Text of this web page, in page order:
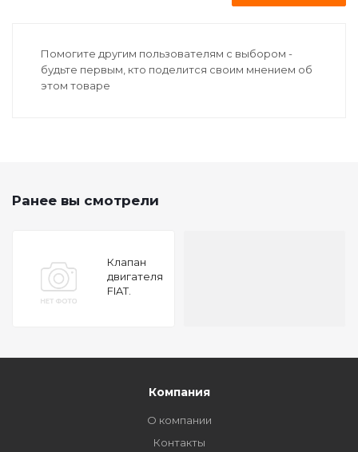
Помогите другим пользователям с выбором -
будьте первым, кто поделится своим мнением об
этом товаре
Ранее вы смотрели
Клапан
двигателя
FIAT.
Компания
О компании
Контакты